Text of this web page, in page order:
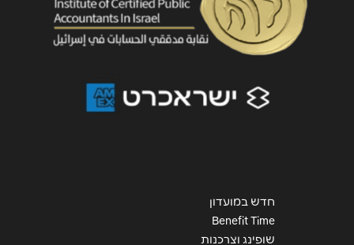
שליחה
חדש במועדון
Benefit Time
שופינג וצרכנות